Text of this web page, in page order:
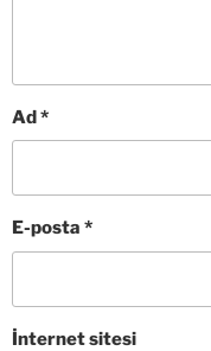
Ad*
E-posta *
İnternet sitesi